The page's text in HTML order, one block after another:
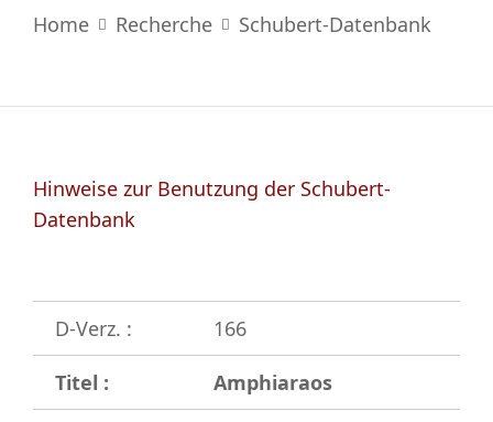
Home Recherche Schubert-Datenbank
Hinweise zur Benutzung der Schubert-
Datenbank
D-Verz. : 166
Titel : Amphiaraos